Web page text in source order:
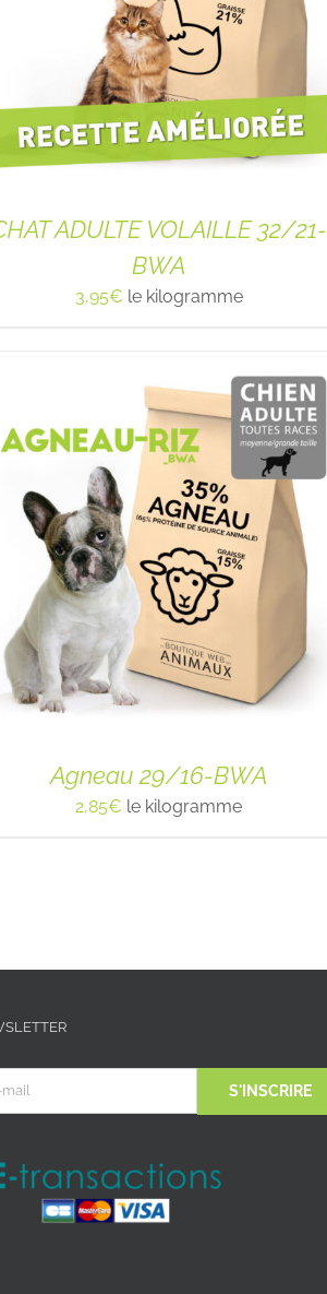
ADULTE VOLAILLE 32/21-
BWA
3,95€ le kilogramme
Agneau 29/16-BWA
2,85€ le kilogramme